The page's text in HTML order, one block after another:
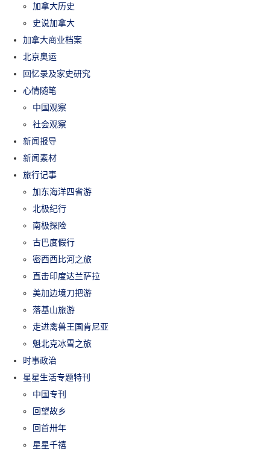
加拿大历史
史说加拿大
加拿大商业档案
北京奥运
回忆录及家史研究
心情随笔
中国观察
社会观察
新闻报导
新闻素材
旅行记事
加东海洋四省游
北极纪行
南极探险
古巴度假行
密西西比河之旅
直击印度达兰萨拉
美加边境刀把游
落基山旅游
走进禽兽王国肯尼亚
魁北克冰雪之旅
时事政治
星星生活专题特刊
中国专刊
回望故乡
回首卅年
星星千禧